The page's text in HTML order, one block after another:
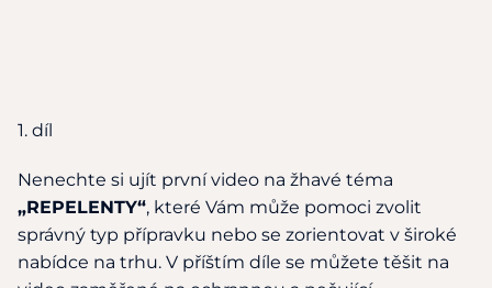
1. díl
Nenechte si ujít první video na žhavé téma
„REPELENTY“, které Vám může pomoci zvolit
správný typ přípravku nebo se zorientovat v široké
nabídce na trhu. V příštím díle se můžete těšit na